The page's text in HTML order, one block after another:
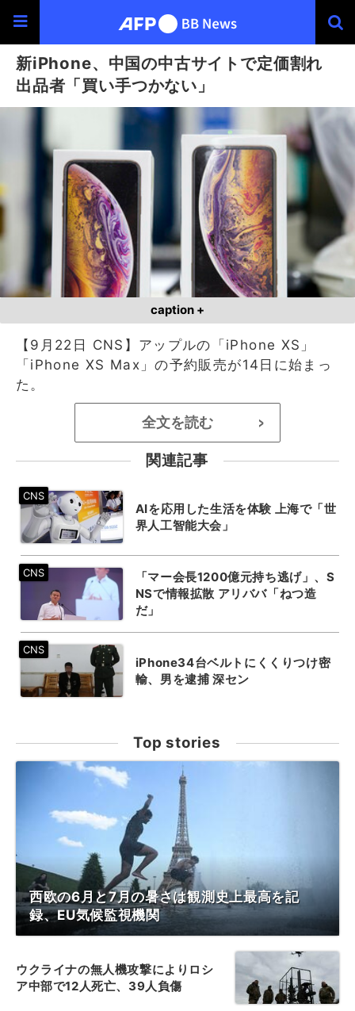
新iPhone、中国の中古サイトで定価割れ
出品者「買い手つかない」
caption +
【9月22日 CNS】アップルの「iPhone XS」
「iPhone XS Max」の予約販売が14日に始まっ
た。
全文を読む >
関連記事
AIを応用した生活を体験 上海で「世
界人工智能大会」
「マー会長1200億元持ち逃げ」、S
NSで情報拡散 アリババ「ねつ造
だ」
iPhone34台ベルトにくくりつけ密
輸、男を逮捕 深セン
Top stories
西欧の6月と7月の暑さは観測史上最高を記
録、EU気候監視機関
ウクライナの無人機攻撃によりロシ
ア中部で12人死亡、39人負傷